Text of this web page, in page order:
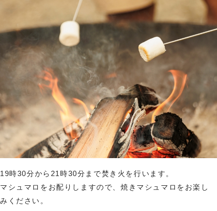
19時30分から21時30分まで焚き火を行います。
マシュマロをお配りしますので、焼きマシュマロをお楽し
みください。